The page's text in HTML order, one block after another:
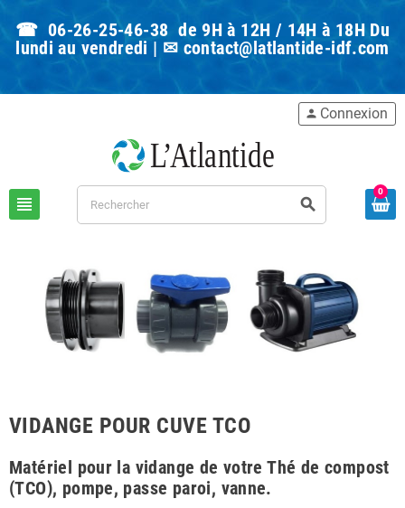
☎ 06-26-25-46-38 de 9H à 12H / 14H à 18H Du
lundi au vendredi | ✉ contact@latlantide-idf.com
view_headline search
person Connexion
0
VIDANGE POUR CUVE TCO
Matériel pour la vidange de votre Thé de compost
(TCO), pompe, passe paroi, vanne.